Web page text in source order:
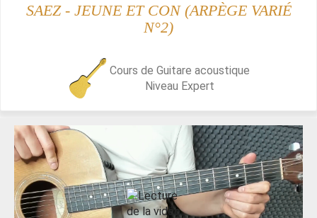
SAEZ - JEUNE ET CON (ARPÈGE VARIÉ
N°2)
Cours de Guitare acoustique
Niveau Expert